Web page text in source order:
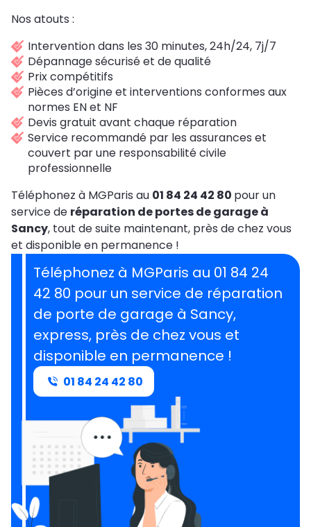
Nos atouts :
Intervention dans les 30 minutes, 24h/24, 7j/7
Dépannage sécurisé et de qualité
Prix compétitifs
Pièces d’origine et interventions conformes aux
normes EN et NF
Devis gratuit avant chaque réparation
Service recommandé par les assurances et
couvert par une responsabilité civile
professionnelle
Téléphonez à MGParis au 01 84 24 42 80 pour un
service de réparation de portes de garage à
Sancy, tout de suite maintenant, près de chez vous
et disponible en permanence !
Téléphonez à MGParis au 01 84 24
42 80 pour un service de réparation
de porte de garage à Sancy,
express, près de chez vous et
disponible en permanence !
01 84 24 42 80